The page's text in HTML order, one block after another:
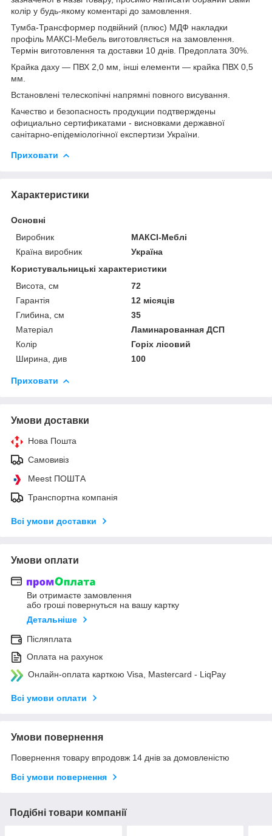
колір у будь-якому коментарі до замовлення.
Тумба-Трансформер подвійний (плюс) МДФ накладки
профіль МАКСІ-Мебель виготовляється на замовлення.
Термін виготовлення та доставки 10 днів. Предоплата 30%.
Крайка даху — ПВХ 2,0 мм, інші елементи — крайка ПВХ 0,5
мм.
Встановлені телескопічні напрямні повного висування.
Качество и безопасность продукции подтверждены
официально сертификатами - висновками державної
санітарно-епідеміологічної експертизи України.
Приховати
Характеристики
Основні
Виробник
МАКСІ-Меблі
Країна виробник
Україна
Користувальницькі характеристики
Висота, см
72
Гарантія
12 місяців
Глибина, см
35
Матеріал
Ламинарованная ДСП
Колір
Горіх лісовий
Ширина, див
100
Приховати
Умови доставки
Нова Пошта
Самовивіз
Meest ПОШТА
Транспортна компанія
Всі умови доставки
Умови оплати
Ви отримаєте замовлення
або гроші повернуться на вашу картку
Детальніше
Післяплата
Оплата на рахунок
Онлайн-оплата карткою Visa, Mastercard - LiqPay
Всі умови оплати
Умови повернення
Повернення товару впродовж 14 днів за домовленістю
Всі умови повернення
Подібні товари компанії